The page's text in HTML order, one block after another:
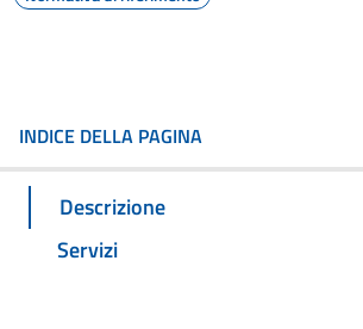
INDICE DELLA PAGINA
Descrizione
Servizi